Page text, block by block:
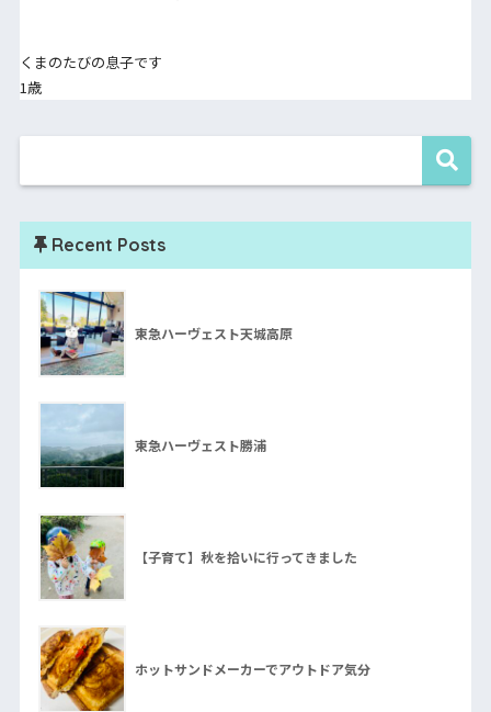
くまのたびの息子です
1歳
Recent Posts
東急ハーヴェスト天城高原
東急ハーヴェスト勝浦
【子育て】秋を拾いに行ってきました
ホットサンドメーカーでアウトドア気分